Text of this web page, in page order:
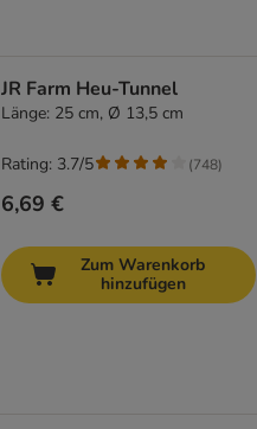
JR Farm Heu-Tunnel
Länge: 25 cm, Ø 13,5 cm
6,69 €
Rating: 3.7/5 (748)
Zum Warenkorb
hinzufügen